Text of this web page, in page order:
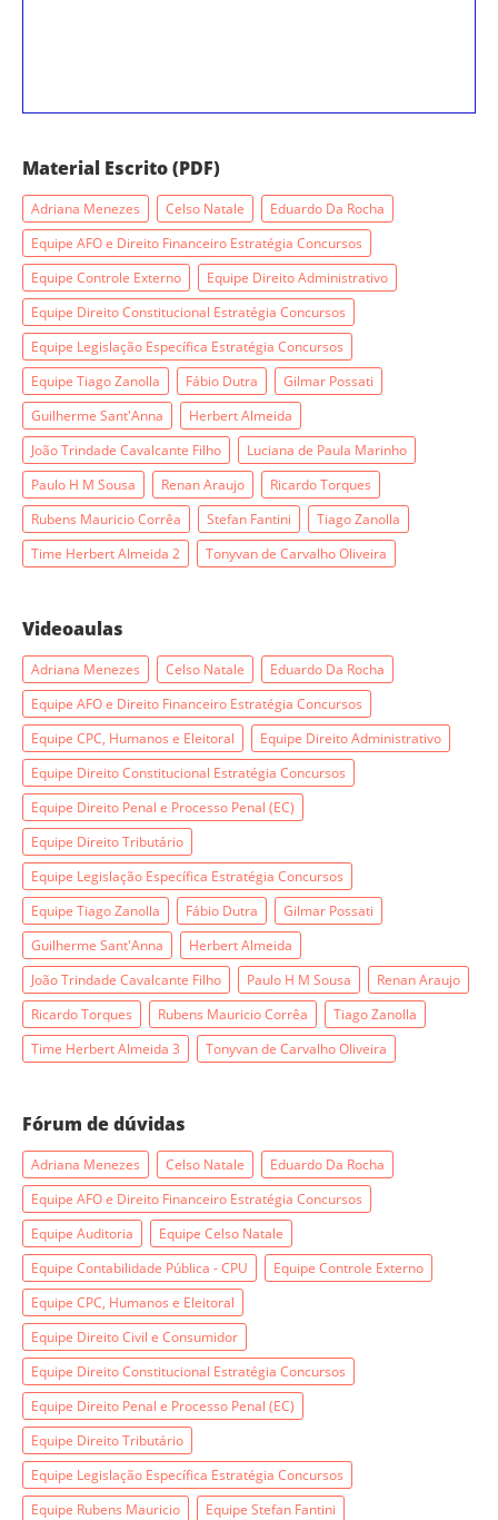
Material Escrito (PDF)
Adriana Menezes Celso Natale
Eduardo Da Rocha
Equipe AFO e Direito Financeiro Estratégia Concursos
Equipe Controle Externo
Equipe Direito Administrativo
Equipe Direito Constitucional Estratégia Concursos
Equipe Legislação Específica Estratégia Concursos
Equipe Tiago Zanolla
Fábio Dutra
Gilmar Possati
Guilherme Sant'Anna
Herbert Almeida
João Trindade Cavalcante Filho
Luciana de Paula Marinho
Paulo H M Sousa
Renan Araujo
Ricardo Torques
Rubens Mauricio Corrêa
Stefan Fantini
Tiago Zanolla
Time Herbert Almeida 2
Tonyvan de Carvalho Oliveira
Videoaulas
Adriana Menezes Celso Natale
Eduardo Da Rocha
Equipe AFO e Direito Financeiro Estratégia Concursos
Equipe CPC, Humanos e Eleitoral
Equipe Direito Administrativo
Equipe Direito Constitucional Estratégia Concursos
Equipe Direito Penal e Processo Penal (EC)
Equipe Direito Tributário
Equipe Legislação Específica Estratégia Concursos
Equipe Tiago Zanolla
Fábio Dutra
Gilmar Possati
Guilherme Sant'Anna
Herbert Almeida
João Trindade Cavalcante Filho
Paulo H M Sousa
Renan Araujo
Ricardo Torques
Rubens Mauricio Corrêa
Tiago Zanolla
Time Herbert Almeida 3
Tonyvan de Carvalho Oliveira
Fórum de dúvidas
Adriana Menezes Celso Natale
Eduardo Da Rocha
Equipe AFO e Direito Financeiro Estratégia Concursos
Equipe Auditoria
Equipe Celso Natale
Equipe Contabilidade Pública - CPU
Equipe Controle Externo
Equipe CPC, Humanos e Eleitoral
Equipe Direito Civil e Consumidor
Equipe Direito Constitucional Estratégia Concursos
Equipe Direito Penal e Processo Penal (EC)
Equipe Direito Tributário
Equipe Legislação Específica Estratégia Concursos
Equipe Rubens Mauricio
Equipe Stefan Fantini